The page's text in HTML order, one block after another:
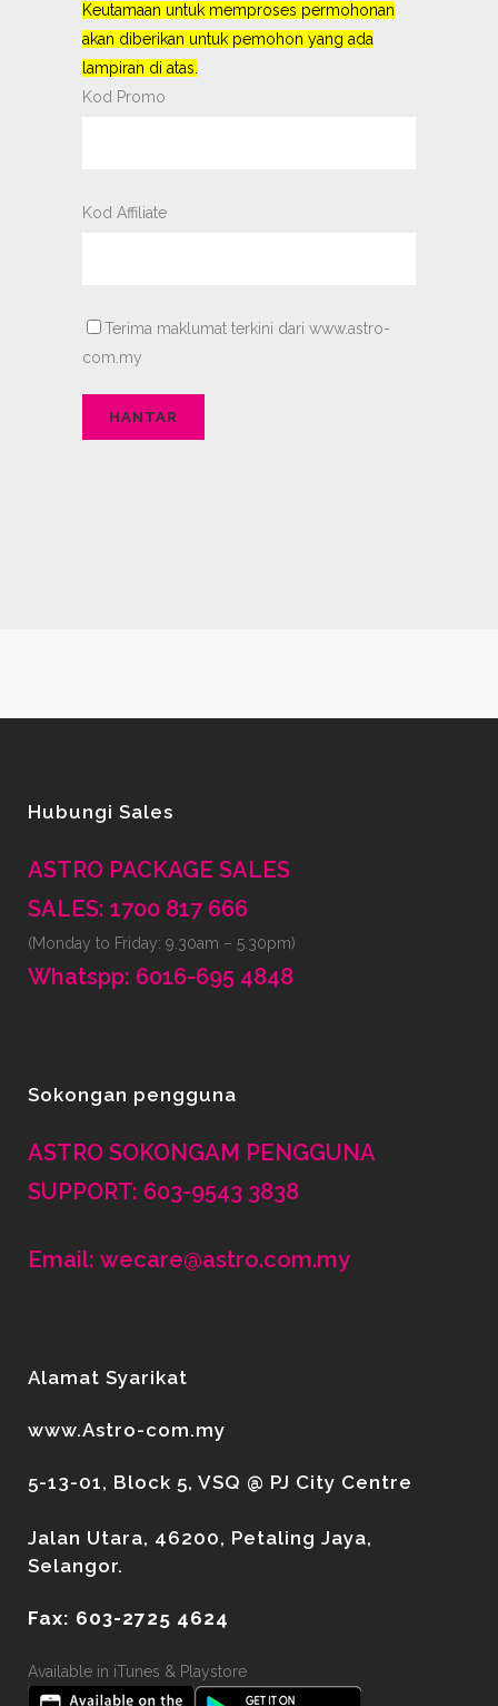
Keutamaan untuk memproses permohonan
akan diberikan untuk pemohon yang ada
lampiran di atas.
Kod Promo
Kod Affiliate
Terima maklumat terkini dari www.astro-
com.my
Hubungi Sales
ASTRO PACKAGE SALES
SALES: 1700 817 666
(Monday to Friday: 9.30am – 5.30pm)
Whatspp: 6016-695 4848
Sokongan pengguna
ASTRO SOKONGAM PENGGUNA
SUPPORT: 603-9543 3838
Email: wecare@astro.com.my
Alamat Syarikat
www.Astro-com.my
5-13-01, Block 5, VSQ @ PJ City Centre
Jalan Utara, 46200, Petaling Jaya,
Selangor.
Fax: 603-2725 4624
Available in iTunes & Playstore